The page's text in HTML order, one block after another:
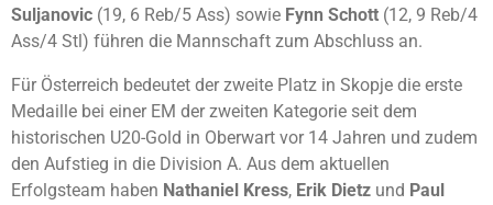
Suljanovic (19, 6 Reb/5 Ass) sowie Fynn Schott (12, 9 Reb/4
Ass/4 Stl) führen die Mannschaft zum Abschluss an.
Für Österreich bedeutet der zweite Platz in Skopje die erste
Medaille bei einer EM der zweiten Kategorie seit dem
historischen U20-Gold in Oberwart vor 14 Jahren und zudem
den Aufstieg in die Division A. Aus dem aktuellen
Erfolgsteam haben Nathaniel Kress, Erik Dietz und Paul